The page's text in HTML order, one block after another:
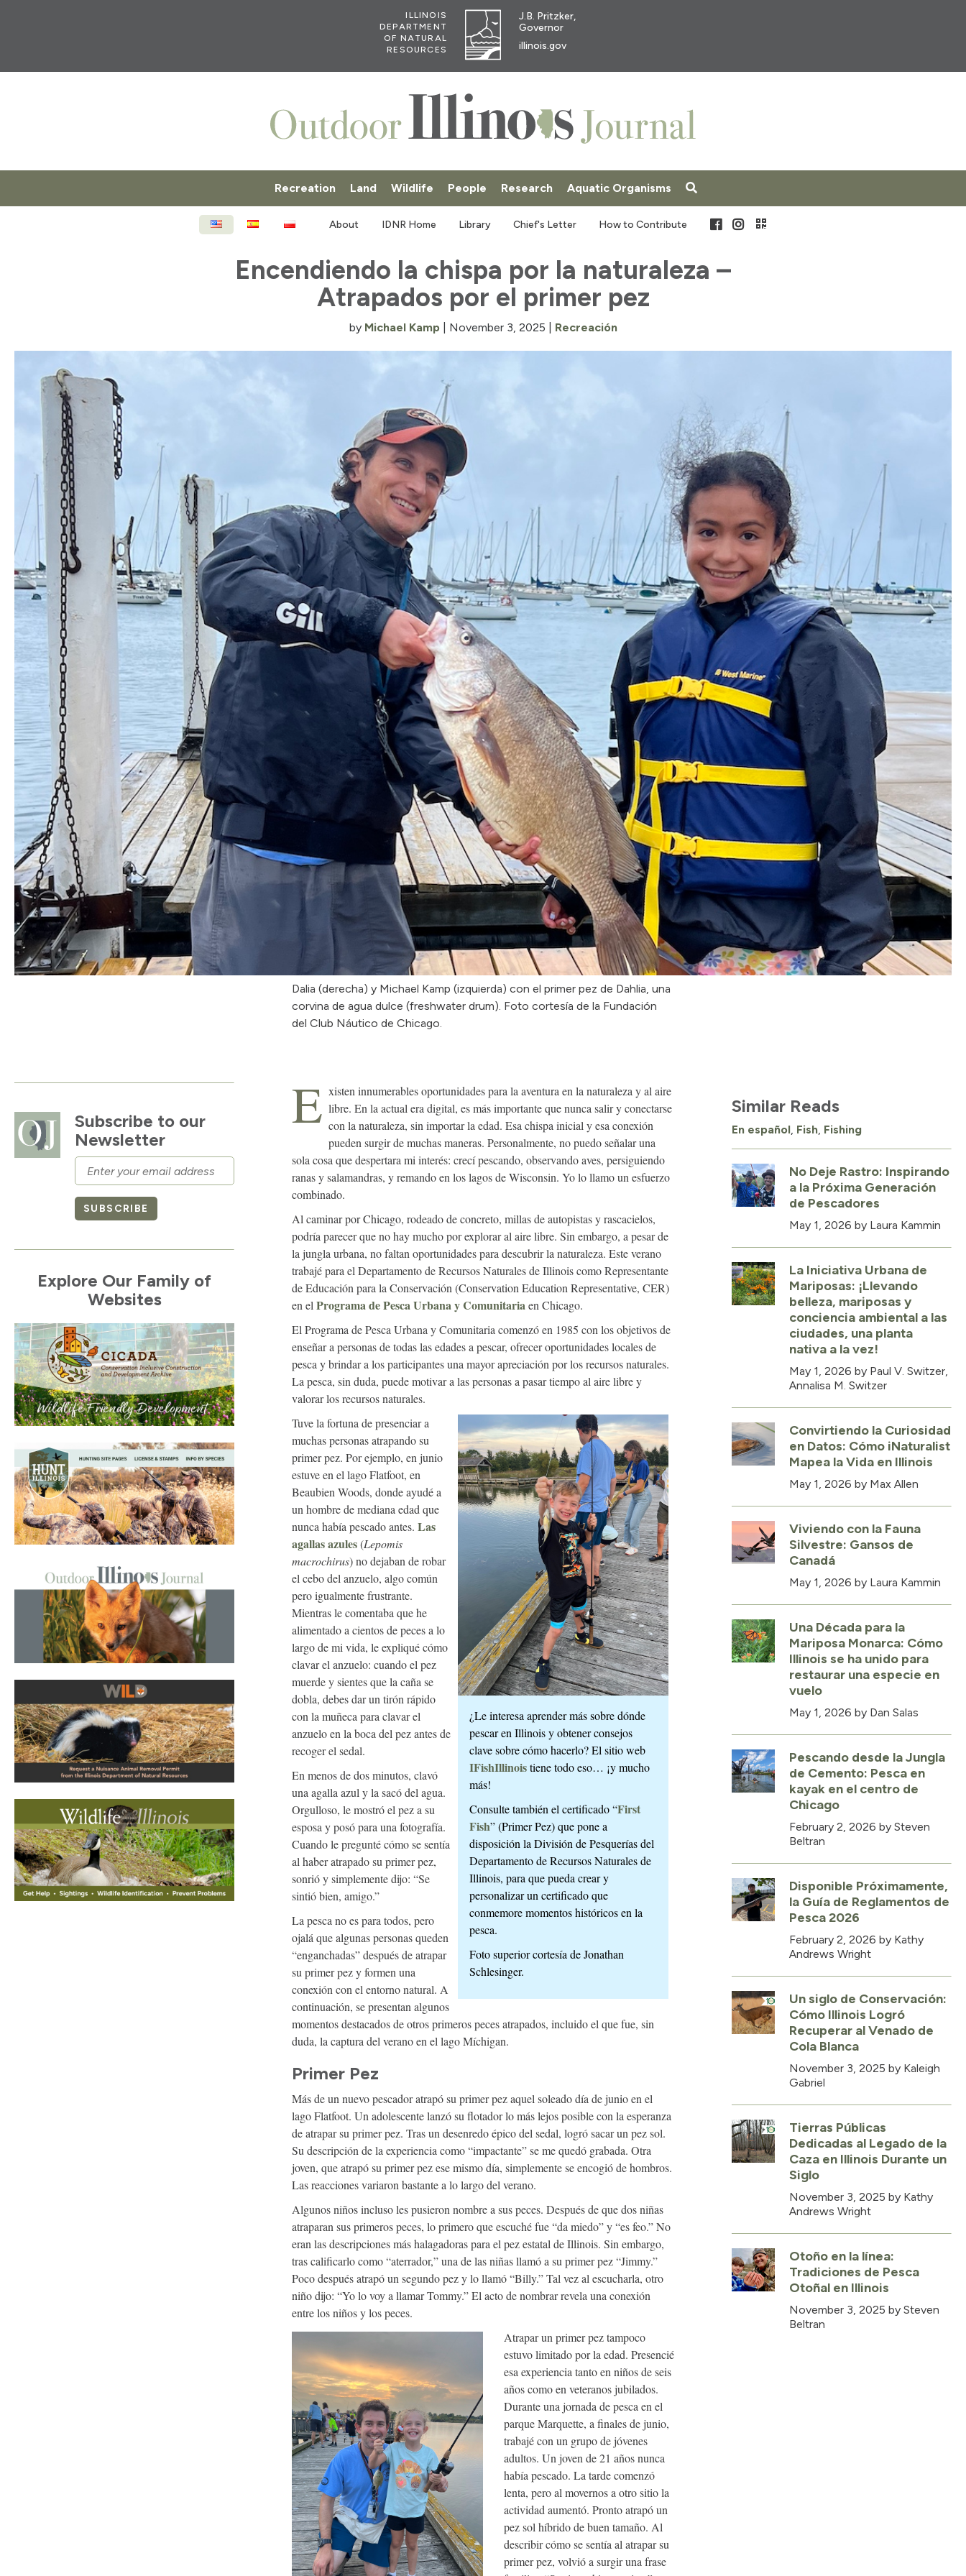
ILLINOIS
DEPARTMENT
OF NATURAL
RESOURCES
J.B. Pritzker,
Governor
illinois.gov
Recreation Land Wildlife People Research Aquatic Organisms
ENGLISHESPAÑOLPOLSKIAbout IDNR Home Library Chief's Letter How to Contribute Facebook
Instagram
Encendiendo la chispa por la naturaleza –
Atrapados por el primer pez
by Michael Kamp November 3, 2025 Recreación
Dalia (derecha) y Michael Kamp (izquierda) con el primer pez de Dahlia, una
corvina de agua dulce (freshwater drum). Foto cortesía de la Fundación
del Club Náutico de Chicago.
E xisten innumerables oportunidades para la aventura en la naturaleza y al aire
libre. En la actual era digital, es más importante que nunca salir y conectarse
con la naturaleza, sin importar la edad. Esa chispa inicial y esa conexión
pueden surgir de muchas maneras. Personalmente, no puedo señalar una
sola cosa que despertara mi interés: crecí pescando, observando aves, persiguiendo
ranas y salamandras, y remando en los lagos de Wisconsin. Yo lo llamo un esfuerzo
combinado.
Al caminar por Chicago, rodeado de concreto, millas de autopistas y rascacielos,
podría parecer que no hay mucho por explorar al aire libre. Sin embargo, a pesar de
la jungla urbana, no faltan oportunidades para descubrir la naturaleza. Este verano
trabajé para el Departamento de Recursos Naturales de Illinois como Representante
de Educación para la Conservación (Conservation Education Representative, CER)
en elPrograma de Pesca Urbana y Comunitariaen Chicago.
El Programa de Pesca Urbana y Comunitaria comenzó en 1985 con los objetivos de
enseñar a personas de todas las edades a pescar, ofrecer oportunidades locales de
pesca y brindar a los participantes una mayor apreciación por los recursos naturales.
La pesca, sin duda, puede motivar a las personas a pasar tiempo al aire libre y
valorar los recursos naturales.
¿Le interesa aprender más sobre dónde
pescar en Illinois y obtener consejos
clave sobre cómo hacerlo? El sitio web
IFishIllinoistiene todo eso… ¡y mucho
más!
Consulte también el certificado “First
Fish” (Primer Pez) que pone a
disposición la División de Pesquerías del
Departamento de Recursos Naturales de
Illinois, para que pueda crear y
personalizar un certificado que
conmemore momentos históricos en la
pesca.
Foto superior cortesía de Jonathan
Schlesinger.
Tuve la fortuna de presenciar a
muchas personas atrapando su
primer pez. Por ejemplo, en junio
estuve en el lago Flatfoot, en
Beaubien Woods, donde ayudé a
un hombre de mediana edad que
nunca había pescado antes. Las
agallas azules(Lepomis
macrochirus) no dejaban de robar
el cebo del anzuelo, algo común
pero igualmente frustrante.
Mientras le comentaba que he
alimentado a cientos de peces a lo
largo de mi vida, le expliqué cómo
clavar el anzuelo: cuando el pez
muerde y sientes que la caña se
dobla, debes dar un tirón rápido
con la muñeca para clavar el
anzuelo en la boca del pez antes de
recoger el sedal.
En menos de dos minutos, clavó
una agalla azul y la sacó del agua.
Orgulloso, le mostró el pez a su
esposa y posó para una fotografía.
Cuando le pregunté cómo se sentía
al haber atrapado su primer pez,
sonrió y simplemente dijo: “Se
sintió bien, amigo.”
La pesca no es para todos, pero
ojalá que algunas personas queden
“enganchadas” después de atrapar
su primer pez y formen una
conexión con el entorno natural. A
continuación, se presentan algunos
momentos destacados de otros primeros peces atrapados, incluido el que fue, sin
duda, la captura del verano en el lago Míchigan.
Primer Pez
Más de un nuevo pescador atrapó su primer pez aquel soleado día de junio en el
lago Flatfoot. Un adolescente lanzó su flotador lo más lejos posible con la esperanza
de atrapar su primer pez. Tras un desenredo épico del sedal, logró sacar un pez sol.
Su descripción de la experiencia como “impactante” se me quedó grabada. Otra
joven, que atrapó su primer pez ese mismo día, simplemente se encogió de hombros.
Las reacciones variaron bastante a lo largo del verano.
Algunos niños incluso les pusieron nombre a sus peces. Después de que dos niñas
atraparan sus primeros peces, lo primero que escuché fue “da miedo” y “es feo.” No
eran las descripciones más halagadoras para el pez estatal de Illinois. Sin embargo,
tras calificarlo como “aterrador,” una de las niñas llamó a su primer pez “Jimmy.”
Poco después atrapó un segundo pez y lo llamó “Billy.” Tal vez al escucharla, otro
niño dijo: “Yo lo voy a llamar Tommy.” El acto de nombrar revela una conexión
entre los niños y los peces.
Atrapar un primer pez tampoco
estuvo limitado por la edad. Presencié
esa experiencia tanto en niños de seis
años como en veteranos jubilados.
Durante una jornada de pesca en el
parque Marquette, a finales de junio,
trabajé con un grupo de jóvenes
adultos. Un joven de 21 años nunca
había pescado. La tarde comenzó
lenta, pero al movernos a otro sitio la
actividad aumentó. Pronto atrapó un
pez sol híbrido de buen tamaño. Al
describir cómo se sentía al atrapar su
primer pez, volvió a surgir una frase
Subscribe to our
Newsletter
Email
SUBSCRIBE
Explore Our Family of
Websites
Similar Reads
En español, Fish, Fishing
No Deje Rastro: Inspirando
a la Próxima Generación
de Pescadores
May 1, 2026 by Laura Kammin
La Iniciativa Urbana de
Mariposas: ¡Llevando
belleza, mariposas y
conciencia ambiental a las
ciudades, una planta
nativa a la vez!
May 1, 2026 by Paul V. Switzer,
Annalisa M. Switzer
Convirtiendo la Curiosidad
en Datos: Cómo iNaturalist
Mapea la Vida en Illinois
May 1, 2026 by Max Allen
Viviendo con la Fauna
Silvestre: Gansos de
Canadá
May 1, 2026 by Laura Kammin
Una Década para la
Mariposa Monarca: Cómo
Illinois se ha unido para
restaurar una especie en
vuelo
May 1, 2026 by Dan Salas
Pescando desde la Jungla
de Cemento: Pesca en
kayak en el centro de
Chicago
February 2, 2026 by Steven
Beltran
Disponible Próximamente,
la Guía de Reglamentos de
Pesca 2026
February 2, 2026 by Kathy
Andrews Wright
Un siglo de Conservación:
Cómo Illinois Logró
Recuperar al Venado de
Cola Blanca
November 3, 2025 by Kaleigh
Gabriel
Tierras Públicas
Dedicadas al Legado de la
Caza en Illinois Durante un
Siglo
November 3, 2025 by Kathy
Andrews Wright
Otoño en la línea:
Tradiciones de Pesca
Otoñal en Illinois
November 3, 2025 by Steven
Beltran